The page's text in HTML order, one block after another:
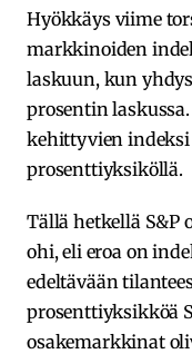
Hyökkäys viime
markkinoiden
laskuun, kun
prosentin
kehittyvien indeksi
prosenttiyksiköllä.
Tällä hetkellä S&P
ohi, eli eroa on
edeltävään
prosenttiyksikköä
osakemarkkinat